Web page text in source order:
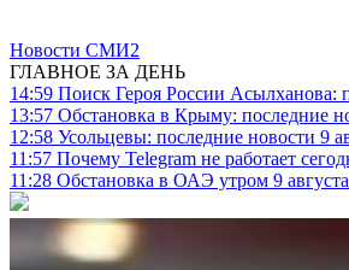
Новости СМИ2
ГЛАВНОЕ ЗА ДЕНЬ
14:59 Поиск Героя России Асылханова:
13:57 Обстановка в Крыму: последние
12:58 Усольцевы: последние новости 9
11:57 Почему Telegram не работает
11:28 Обстановка в ОАЭ утром 9